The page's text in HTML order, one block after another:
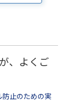
、よくご
止のための実